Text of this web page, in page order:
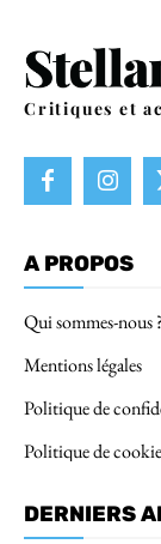
Critiques et
A PROPOS
Qui sommes-nous ?
Mentions légales
Politique de
Politique de
DERNIERS